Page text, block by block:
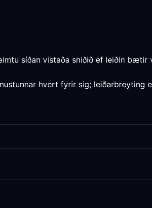
síðan vistaða sniðið ef leiðin bætir
hvert fyrir sig; leiðarbreyting